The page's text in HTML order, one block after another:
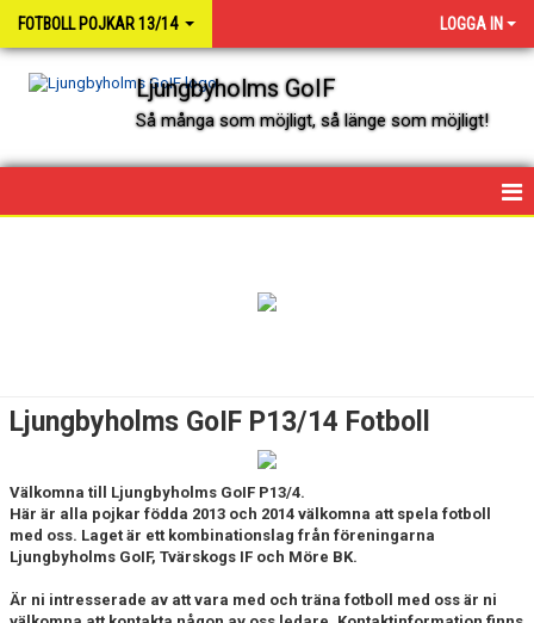
FOTBOLL POJKAR 13/14 LOGGA IN
Ljungbyholms GoIF
Så många som möjligt, så länge som möjligt!
Ljungbyholms GoIF P13/14 Fotboll
Välkomna till Ljungbyholms GoIF P13/4.
Här är alla pojkar födda 2013 och 2014 välkomna att spela fotboll
med oss. Laget är ett kombinationslag från föreningarna
Ljungbyholms GoIF, Tvärskogs IF och Möre BK.
Är ni intresserade av att vara med och träna fotboll med oss är ni